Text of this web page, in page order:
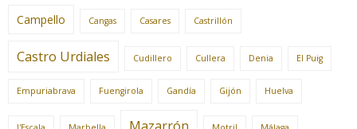
Campello Cangas Casares Castrillón
Castro Urdiales Cudillero Cullera Denia El Puig
Empuriabrava Fuengirola Gandía Gijón Huelva